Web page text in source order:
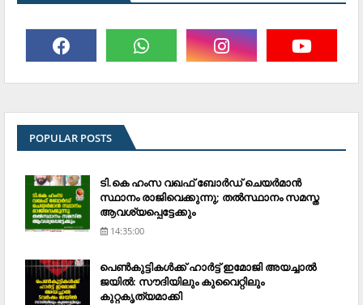
POPULAR POSTS
ടി.കെ ഹംസ വഖഫ് ബോര്‍ഡ് ചെയര്‍മാന്‍
സ്ഥാനം രാജിവെക്കുന്നു; തല്‍സ്ഥാനം സമസ്ത
ആവശ്യപ്പെട്ടേക്കും
14:35:00
പെണ്‍കുട്ടികള്‍ക്ക് ഹാര്‍ട്ട് ഇമോജി അയച്ചാല്‍
ജയില്‍: സൗദിയിലും കുവൈറ്റിലും
കുറ്റകൃത്യമാക്കി